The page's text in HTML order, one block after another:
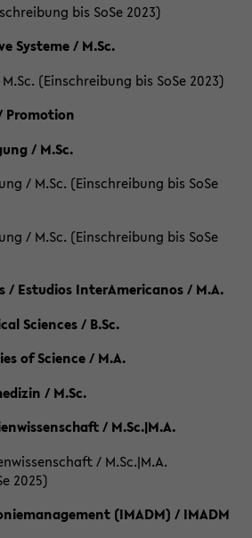
bis SoSe 2023)
Systeme / M.Sc.
(Einschreibung bis SoSe 2023)
Promotion
/ M.Sc.
/ M.Sc. (Einschreibung bis SoSe
/ M.Sc. (Einschreibung bis SoSe
/ Estudios InterAmericanos / M.A.
Sciences / B.Sc.
of Science / M.A.
/ M.Sc.
/ M.Sc.|M.A.
/ M.Sc.|M.A.
2025)
(IMADM) / IMADM